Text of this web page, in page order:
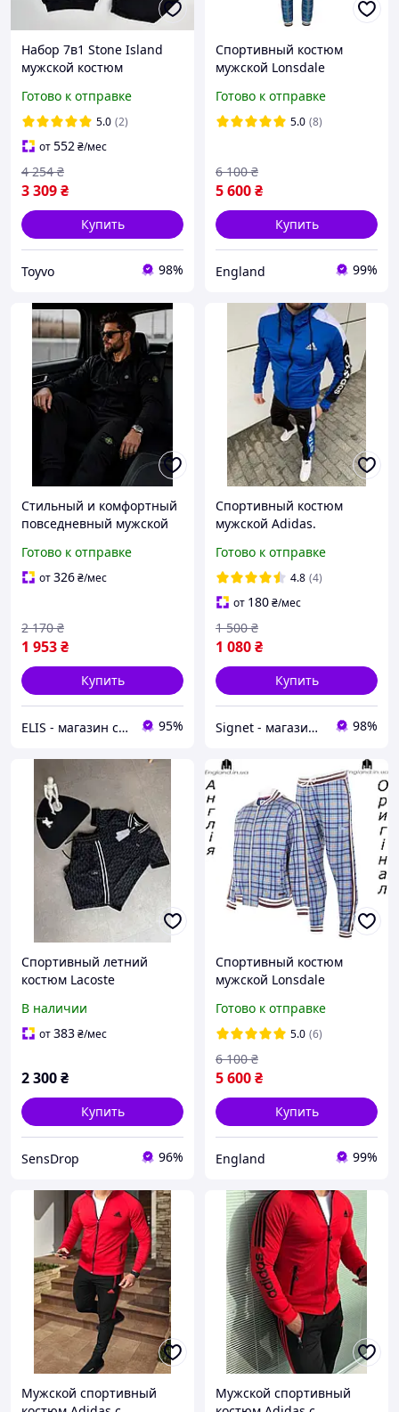
Набор 7в1 Stone Island
мужской костюм
брюки футболка шорты
кепка 2 пары носков
Toyvoo Набір 7в1 Stone
Island
Готово к отправке
5.0 (2)
от552₴/мес
3 309₴
4 254 ₴
Купить
Toyvo 98%
Спортивный костюм
мужской Lonsdale
Gentlemen из Англии в
клітинку
Готово к отправке
5.0 (8)
5 600₴
6 100 ₴
Купить
England 99%
Стильный и комфортный
повседневный мужской
Stone Island
Готово к отправке
от326₴/мес
1 953₴
2 170 ₴
Купить
ELIS - магазин спортивной одежды 95%
Спортивный костюм
мужской Adidas.
Адидас
Готово к отправке
4.8 (4)
от 180₴/мес
1 080₴
1 500 ₴
Купить
Signet - магазин для всей семьи! 98%
Спортивный летний
костюм Lacoste
В наличии
от383₴/мес
2 300₴
Купить
SensDrop 96%
Спортивный костюм
мужской Lonsdale
Gentlemen из Англии в
клітинку
Готово к отправке
5.0 (6)
5 600₴
6 100 ₴
Купить
England 99%
Мужской спортивный
Мужской спортивный